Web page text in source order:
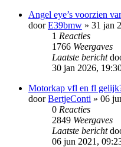
Angel eye’s voorzien
doorE39bmw » 31 jan
1 Reacties
1766 Weergaves
Laatste bericht
30 jan 2026,
Motorkap vfl en fl
doorBertjeConti » 06
0 Reacties
2849 Weergaves
Laatste bericht
06 jun 2021,